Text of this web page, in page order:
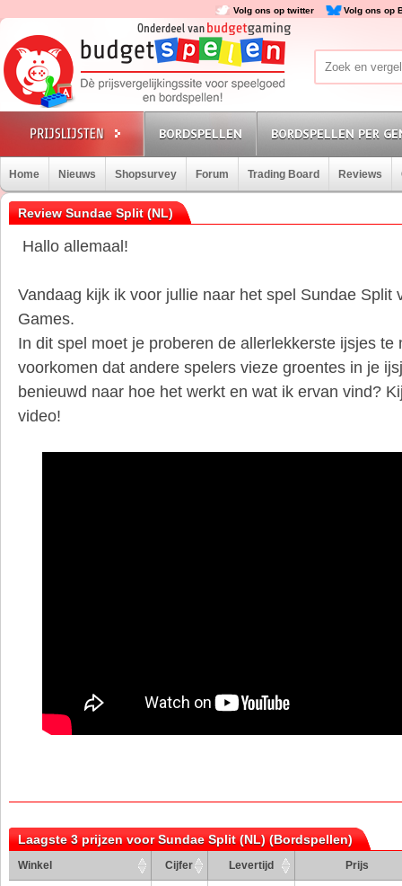
Volg ons op twitter Volg ons op
BORDSPELLEN BORDSPELLEN PER
Home Nieuws Shopsurvey Forum Trading Board Reviews
Review Sundae Split (NL)
Hallo allemaal!
Vandaag kijk ik voor jullie naar het spel Sundae Split
Games.
In dit spel moet je proberen de allerlekkerste ijsjes te
voorkomen dat andere spelers vieze groentes in je
benieuwd naar hoe het werkt en wat ik ervan vind?
video!
Laagste 3 prijzen voor Sundae Split (NL) (Bordspellen)
Winkel Cijfer Levertijd Prijs